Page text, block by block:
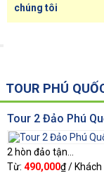
chúng tôi
TOUR PHÚ
Tour 2 Đảo Phú
2 hòn đảo tận...
Từ: 490,000₫ / Khách